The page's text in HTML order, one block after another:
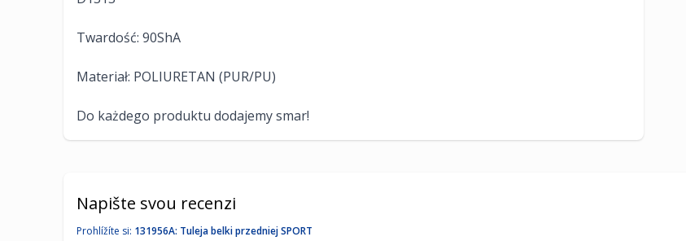
Twardość: 90ShA
Materiał: POLIURETAN (PUR/PU)
Do każdego produktu dodajemy smar!
Napište svou recenzi
Prohlížíte si: 131956A: Tuleja belki przedniej SPORT